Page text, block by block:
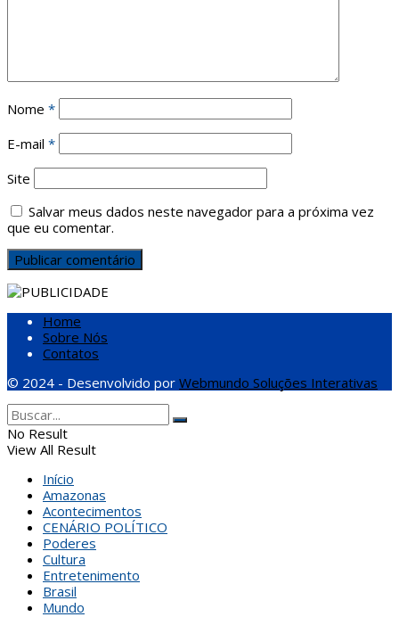
Nome *
E-mail *
Site
Salvar meus dados neste navegador para a próxima vez
que eu comentar.
Home
Sobre Nós
Contatos
© 2024 - Desenvolvido por Webmundo Soluções Interativas
No Result
View All Result
Início
Amazonas
Acontecimentos
CENÁRIO POLÍTICO
Poderes
Cultura
Entretenimento
Brasil
Mundo